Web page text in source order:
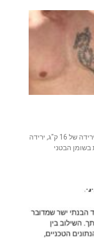
שינוי איכותי בהרכב הגוף אשר כלל- ירידה של 16 ק"ג, ירידה